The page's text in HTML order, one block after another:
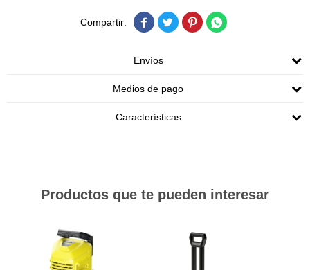
   
Envíos
Medios de pago
Características
Productos que te pueden interesar